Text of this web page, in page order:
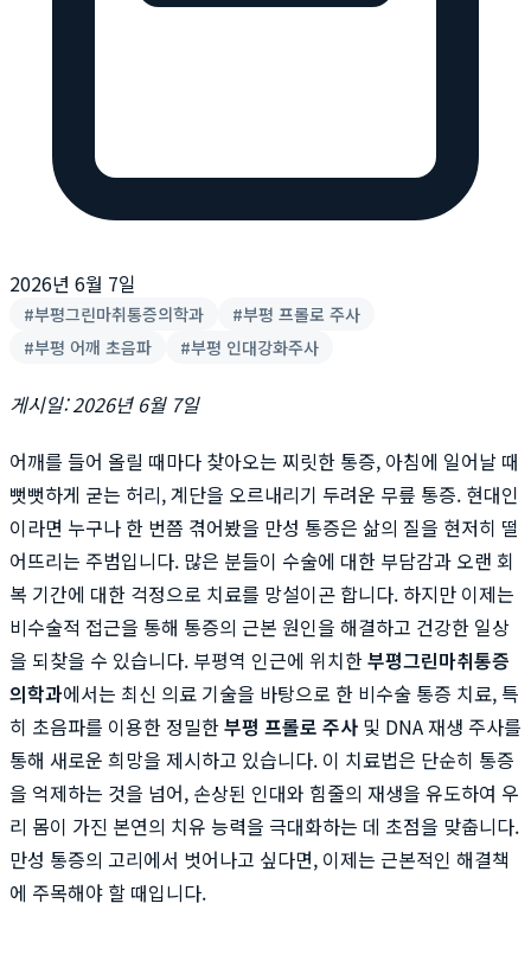
2026년 6월 7일
#부평그린마취통증의학과 #부평 프롤로 주사
#부평 어깨 초음파 #부평 인대강화주사
게시일: 2026년 6월 7일
어깨를 들어 올릴 때마다 찾아오는 찌릿한 통증, 아침에 일어날 때
뻣뻣하게 굳는 허리, 계단을 오르내리기 두려운 무릎 통증. 현대인
이라면 누구나 한 번쯤 겪어봤을 만성 통증은 삶의 질을 현저히 떨
어뜨리는 주범입니다. 많은 분들이 수술에 대한 부담감과 오랜 회
복 기간에 대한 걱정으로 치료를 망설이곤 합니다. 하지만 이제는
비수술적 접근을 통해 통증의 근본 원인을 해결하고 건강한 일상
을 되찾을 수 있습니다. 부평역 인근에 위치한부평그린마취통증
의학과에서는 최신 의료 기술을 바탕으로 한 비수술 통증 치료, 특
히 초음파를 이용한 정밀한부평 프롤로 주사 및 DNA 재생 주사를
통해 새로운 희망을 제시하고 있습니다. 이 치료법은 단순히 통증
을 억제하는 것을 넘어, 손상된 인대와 힘줄의 재생을 유도하여 우
리 몸이 가진 본연의 치유 능력을 극대화하는 데 초점을 맞춥니다.
만성 통증의 고리에서 벗어나고 싶다면, 이제는 근본적인 해결책
에 주목해야 할 때입니다.